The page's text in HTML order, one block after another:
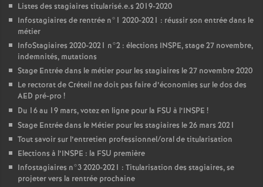
Listes des stagiaires titularisé.e.s 2019-2020
Infostagiaires de rentrée n°1 2020-2021 : réussir son entrée dans le
métier
InfoStagiaires 2020-2021 n°2 : élections INSPE, stage 27 novembre,
indemnités, mutations
Stage Entrée dans le métier pour les stagiaires le 27 novembre 2020
Le rectorat de Créteil ne doit pas faire d’économies sur le dos des
AED pré-pro !
Du 16 au 19 mars, votez en ligne pour la FSU à l’INSPE !
Stage Entrée dans le Métier pour les stagiaires le 26 mars 2021
Tout savoir sur l’entretien professionnel/oral de titularisation
Elections à l’INSPE : la FSU première
Infostagiaires n°3 2020-2021 : Titularisation des stagiaires, se
projeter vers la rentrée prochaine